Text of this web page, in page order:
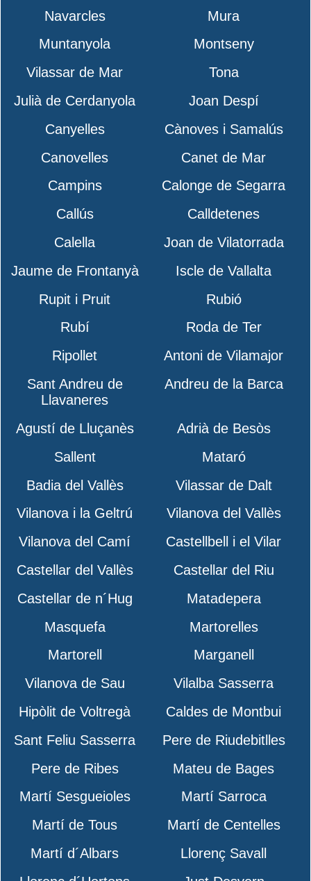
Navarcles
Mura
Muntanyola
Montseny
Vilassar de Mar
Tona
Julià de Cerdanyola
Joan Despí
Canyelles
Cànoves i Samalús
Canovelles
Canet de Mar
Campins
Calonge de Segarra
Callús
Calldetenes
Calella
Joan de Vilatorrada
Jaume de Frontanyà
Iscle de Vallalta
Rupit i Pruit
Rubió
Rubí
Roda de Ter
Ripollet
Antoni de Vilamajor
Sant Andreu de
Llavaneres
Andreu de la Barca
Agustí de Lluçanès
Adrià de Besòs
Sallent
Mataró
Badia del Vallès
Vilassar de Dalt
Vilanova i la Geltrú
Vilanova del Vallès
Vilanova del Camí
Castellbell i el Vilar
Castellar del Vallès
Castellar del Riu
Castellar de n´Hug
Matadepera
Masquefa
Martorelles
Martorell
Marganell
Vilanova de Sau
Vilalba Sasserra
Hipòlit de Voltregà
Caldes de Montbui
Sant Feliu Sasserra
Pere de Riudebitlles
Pere de Ribes
Mateu de Bages
Martí Sesgueioles
Martí Sarroca
Martí de Tous
Martí de Centelles
Martí d´Albars
Llorenç Savall